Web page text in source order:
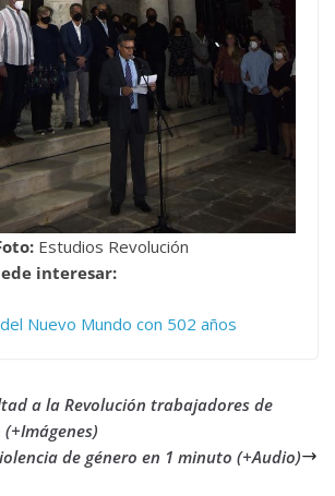
Estudios Revolución
interesar:
Nuevo Mundo con 502 años
a la Revolución trabajadores de
de género en 1 minuto (+Audio)